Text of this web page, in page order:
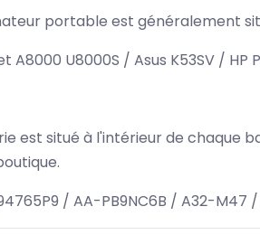
portable est généralement
A8000 U8000S / Asus K53SV / HP
est situé à l'intérieur de chaque
/ AA-PB9NC6B / A32-M47 /